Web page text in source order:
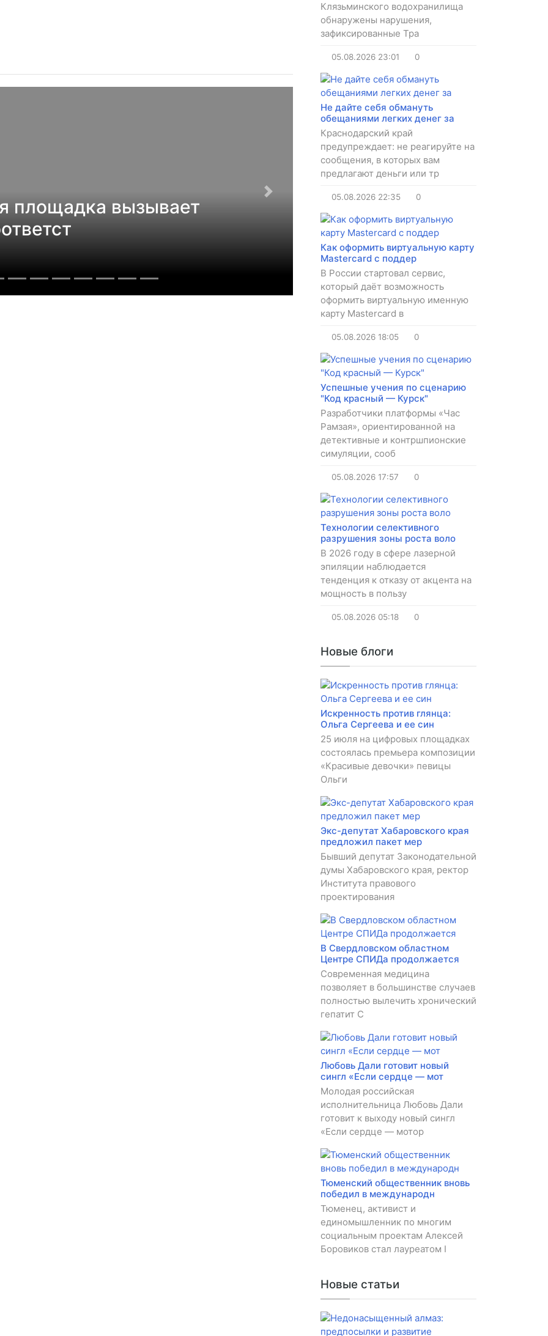
площадка вызывает
Клязьминского водохранилища
обнаружены нарушения,
зафиксированные Тра
05.08.2026 23:01 0
Не дайте себя обмануть
обещаниями легких денег за
Краснодарский край
предупреждает: не реагируйте на
сообщения, в которых вам
предлагают деньги или тр
05.08.2026 22:35 0
Как оформить виртуальную карту
Mastercard с поддер
В России стартовал сервис,
который даёт возможность
оформить виртуальную именную
карту Mastercard в
05.08.2026 18:05 0
Успешные учения по сценарию
"Код красный — Курск"
Разработчики платформы «Час
Рамзая», ориентированной на
детективные и контршпионские
симуляции, сооб
05.08.2026 17:57 0
Технологии селективного
разрушения зоны роста воло
В 2026 году в сфере лазерной
эпиляции наблюдается
тенденция к отказу от акцента на
мощность в пользу
05.08.2026 05:18 0
Новые блоги
Искренность против глянца:
Ольга Сергеева и ее син
25 июля на цифровых площадках
состоялась премьера композиции
«Красивые девочки» певицы
Ольги
Экс-депутат Хабаровского края
предложил пакет мер
Бывший депутат Законодательной
думы Хабаровского края, ректор
Института правового
проектирования
В Свердловском областном
Центре СПИДа продолжается
Современная медицина
позволяет в большинстве случаев
полностью вылечить хронический
гепатит C
Любовь Дали готовит новый
сингл «Если сердце — мот
Молодая российская
исполнительница Любовь Дали
готовит к выходу новый сингл
«Если сердце — мотор
Тюменский общественник вновь
победил в международн
Тюменец, активист и
единомышленник по многим
социальным проектам Алексей
Боровиков стал лауреатом I
Новые статьи